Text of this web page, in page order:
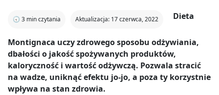
🕣 3 min czytania Aktualizacja: 17 czerwca, 2022 Dieta
Montignaca uczy zdrowego sposobu odżywiania,
dbałości o jakość spożywanych produktów,
kaloryczność i wartość odżywczą. Pozwala stracić
na wadze, uniknąć efektu jo-jo, a poza ty korzystnie
wpływa na stan zdrowia.